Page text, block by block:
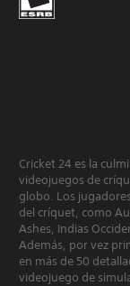
Cricket 24 es la
videojuegos de
globo. Los
del críquet, como
Ashes, Indias
Además, por vez
en más de 50
videojuego de